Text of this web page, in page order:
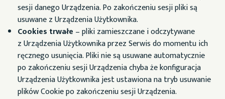
sesji danego Urządzenia. Po zakończeniu sesji pliki są
usuwane z Urządzenia Użytkownika.
Cookies trwałe – pliki zamieszczane i odczytywane
z Urządzenia Użytkownika przez Serwisdo momentu ich
ręcznego usunięcia. Pliki nie są usuwane automatycznie
po zakończeniu sesji Urządzenia chyba że konfiguracja
Urządzenia Użytkownika jest ustawiona na tryb usuwanie
plików Cookie po zakończeniu sesji Urządzenia.